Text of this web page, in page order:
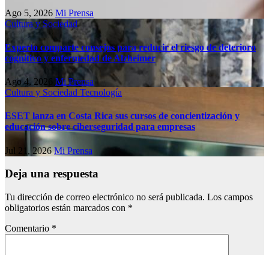
Ago 5, 2026 Mi Prensa
Cultura y Sociedad
Experto comparte consejos para reducir el riesgo de deterioro
cognitivo у enfermedad de Alzheimer
Ago 4, 2026 Mi Prensa
Cultura y Sociedad Tecnología
ESET lanza en Costa Rica sus cursos de concientización y
educación sobre ciberseguridad para empresas
Jul 21, 2026Mi Prensa
Deja una respuesta
Tu dirección de correo electrónico no será publicada. Los campos
obligatorios están marcados con *
Comentario *